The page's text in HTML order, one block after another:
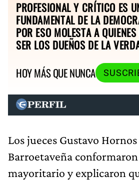
PROFESIONAL Y CRÍTICO ES
FUNDAMENTAL DE LA
POR ESO MOLESTA A QUIENES
SER LOS DUEÑOS DE LA
HOY MÁS QUE NUNCA
Los jueces Gustavo
Barroetaveña
mayoritario y explicaron